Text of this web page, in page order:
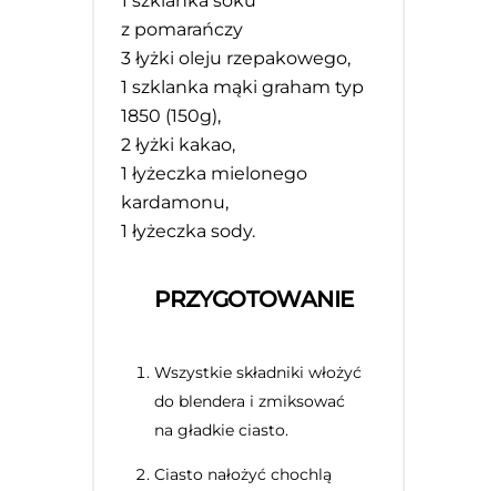
z pomarańczy
3 łyżki oleju rzepakowego,
1 szklanka mąki graham typ
1850 (150g),
2 łyżki kakao,
1 łyżeczka mielonego
kardamonu,
1 łyżeczka sody.
PRZYGOTOWANIE
Wszystkie składniki włożyć
do blendera i zmiksować
na gładkie ciasto.
Ciasto nałożyć chochlą